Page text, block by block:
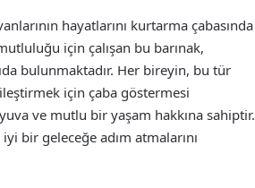
hayatlarını kurtarma çabasında
için çalışan bu barınak,
bulunmaktadır. Her bireyin, bu tür
için çaba göstermesi
ve mutlu bir yaşam hakkına sahiptir.
bir geleceğe adım atmalarını